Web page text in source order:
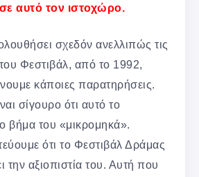
αυτό τον ιστοχώρο.
σχεδόν ανελλιπώς τις
Φεστιβάλ, από το 1992,
κάποιες παρατηρήσεις.
σίγουρο ότι αυτό το
βήμα του «μικρομηκά».
ότι το Φεστιβάλ Δράμας
την αξιοπιστία του. Αυτή που